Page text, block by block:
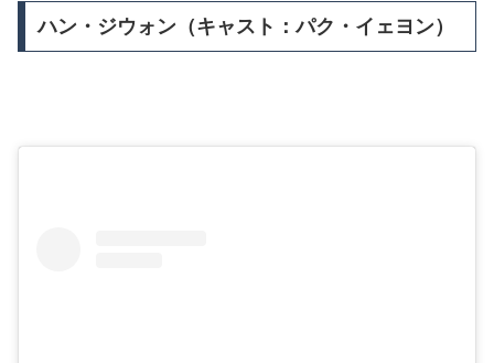
ハン・ジウォン（キャスト：パク・イェヨン）